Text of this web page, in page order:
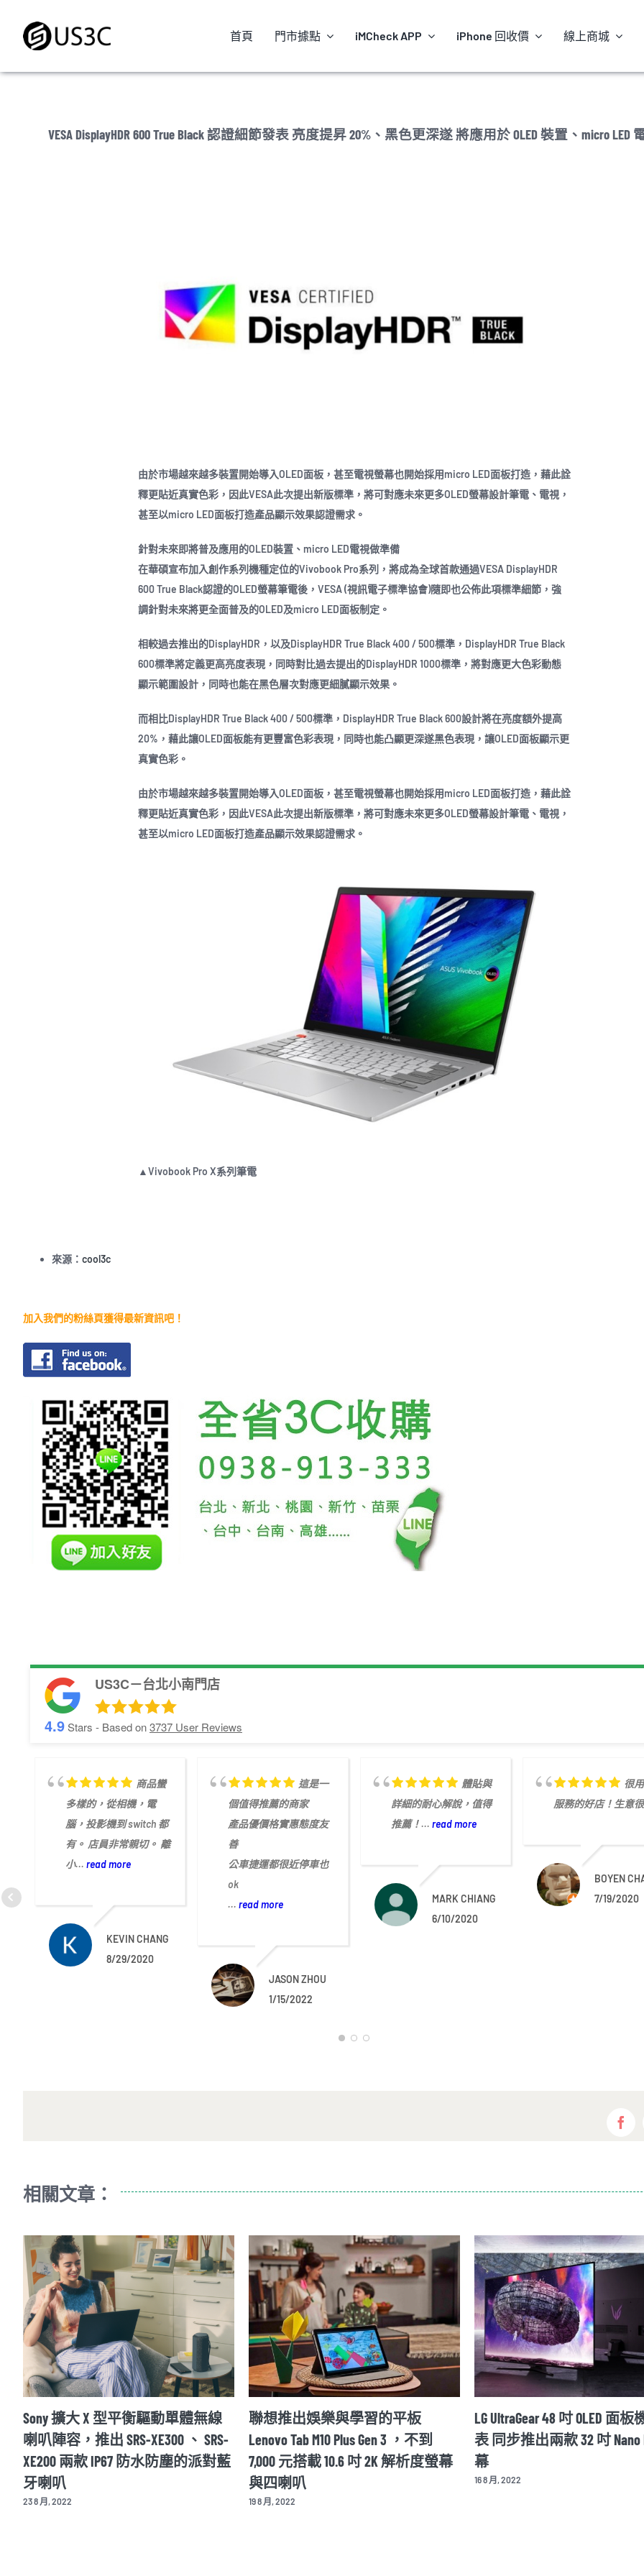
content
首頁 門市據點 iMCheck APP iPhone 回收價 線上商城
VESA DisplayHDR 600 True Black 認證細節發表 亮度提昇 20%、黑色更深遂 將應用於 OLED 裝置、micro LED
由於市場越來越多裝置開始導入OLED面板，甚至電視螢幕也開始採用micro LED面板打造，藉此詮
釋更貼近真實色彩，因此VESA此次提出新版標準，將可對應未來更多OLED螢幕設計筆電、電視，
甚至以micro LED面板打造產品顯示效果認證需求。
針對未來即將普及應用的OLED裝置、micro LED電視做準備
在華碩宣布加入創作系列機種定位的Vivobook Pro系列，將成為全球首款通過VESA DisplayHDR
600 True Black認證的OLED螢幕筆電後，VESA (視訊電子標準協會)隨即也公佈此項標準細節，強
調針對未來將更全面普及的OLED及micro LED面板制定。
相較過去推出的DisplayHDR，以及DisplayHDR True Black 400 / 500標準，DisplayHDR True Black
600標準將定義更高亮度表現，同時對比過去提出的DisplayHDR 1000標準，將對應更大色彩動態
顯示範圍設計，同時也能在黑色層次對應更細膩顯示效果。
而相比DisplayHDR True Black 400 / 500標準，DisplayHDR True Black 600設計將在亮度額外提高
20%，藉此讓OLED面板能有更豐富色彩表現，同時也能凸顯更深遂黑色表現，讓OLED面板顯示更
真實色彩。
由於市場越來越多裝置開始導入OLED面板，甚至電視螢幕也開始採用micro LED面板打造，藉此詮
釋更貼近真實色彩，因此VESA此次提出新版標準，將可對應未來更多OLED螢幕設計筆電、電視，
甚至以micro LED面板打造產品顯示效果認證需求。
▲Vivobook Pro X系列筆電
來源： cool3c
加入我們的粉絲頁獲得最新資訊吧！
US3C－台北小南門店
4.9Stars - Based on3737 User Reviews
商品蠻
多樣的，從相機，電
腦，投影機到 switch 都
有。 店員非常親切。 離
小... read more
KEVIN CHANG
8/29/2020
這是一
個值得推薦的商家
產品優價格實惠態度友
善
公車捷運都很近停車也
ok
... read more
JASON ZHOU
1/15/2022
體貼與
詳細的耐心解說，值得
推薦！... read more
MARK CHIANG
6/10/2020
很
服務的好店！生意
BOYEN
7/19/2020
相關文章：
驅動單體無線
XE300 、 SRS-
水防塵的派對藍
聯想推出娛樂與學習的平板
Lenovo Tab M10 Plus Gen 3 ，不到
7,000 元搭載 10.6 吋 2K 解析度螢幕
LG UltraGear 48 吋 OLED 面板機種發
表 同步推出兩款 32 吋 Nano IPS 螢
幕
Motorola
布細節 並同